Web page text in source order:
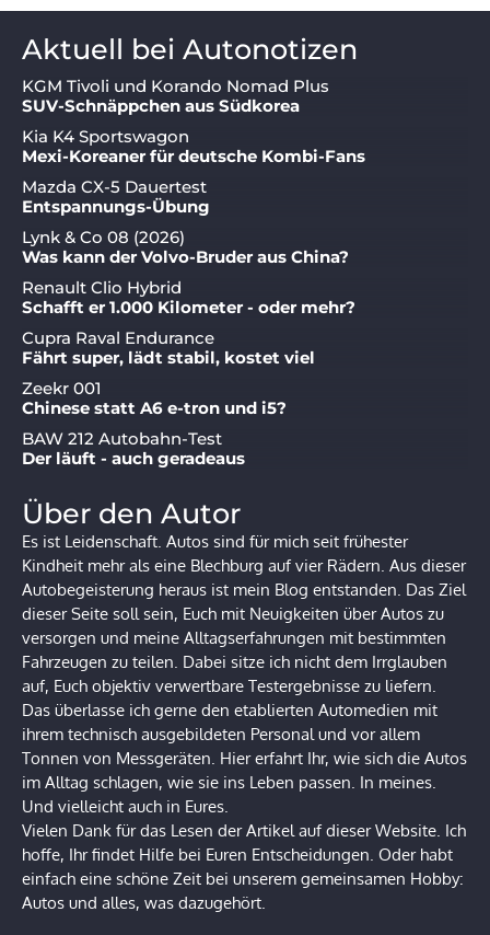
Aktuell bei Autonotizen
KGM Tivoli und Korando Nomad Plus
SUV-Schnäppchen aus Südkorea
Kia K4 Sportswagon
Mexi-Koreaner für deutsche Kombi-Fans
Mazda CX-5 Dauertest
Entspannungs-Übung
Lynk & Co 08 (2026)
Was kann der Volvo-Bruder aus China?
Renault Clio Hybrid
Schafft er 1.000 Kilometer - oder mehr?
Cupra Raval Endurance
Fährt super, lädt stabil, kostet viel
Zeekr 001
Chinese statt A6 e-tron und i5?
BAW 212 Autobahn-Test
Der läuft - auch geradeaus
Über den Autor
Es ist Leidenschaft. Autos sind für mich seit frühester
Kindheit mehr als eine Blechburg auf vier Rädern. Aus dieser
Autobegeisterung heraus ist mein Blog entstanden. Das Ziel
dieser Seite soll sein, Euch mit Neuigkeiten über Autos zu
versorgen und meine Alltagserfahrungen mit bestimmten
Fahrzeugen zu teilen. Dabei sitze ich nicht dem Irrglauben
auf, Euch objektiv verwertbare Testergebnisse zu liefern.
Das überlasse ich gerne den etablierten Automedien mit
ihrem technisch ausgebildeten Personal und vor allem
Tonnen von Messgeräten. Hier erfahrt Ihr, wie sich die Autos
im Alltag schlagen, wie sie ins Leben passen. In meines.
Und vielleicht auch in Eures.
Vielen Dank für das Lesen der Artikel auf dieser Website. Ich
hoffe, Ihr findet Hilfe bei Euren Entscheidungen. Oder habt
einfach eine schöne Zeit bei unserem gemeinsamen Hobby:
Autos und alles, was dazugehört.